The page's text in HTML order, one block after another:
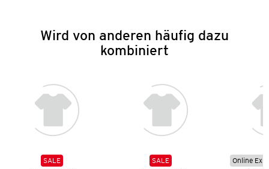
Wird von anderen häufig dazu
kombiniert
SALE
SALE
Online